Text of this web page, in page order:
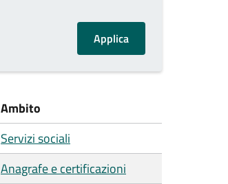
Ambito
Servizi sociali
Anagrafe e certificazioni